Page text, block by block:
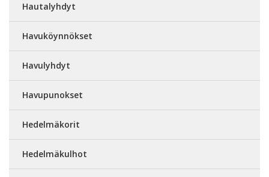
Hautalyhdyt
Havuköynnökset
Havulyhdyt
Havupunokset
Hedelmäkorit
Hedelmäkulhot